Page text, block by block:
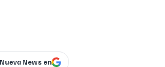
Además, limitan la capacidad del
News en